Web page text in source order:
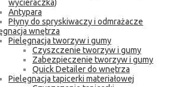
wycieraczka)
Antypara
Płyny do spryskiwaczy i odmrażacze
wnętrza
Pielęgnacja tworzyw i gumy
Czyszczenie tworzyw i gumy
Zabezpieczenie tworzyw i gumy
Quick Detailer do wnętrza
Pielęgnacja tapicerki materiałowej